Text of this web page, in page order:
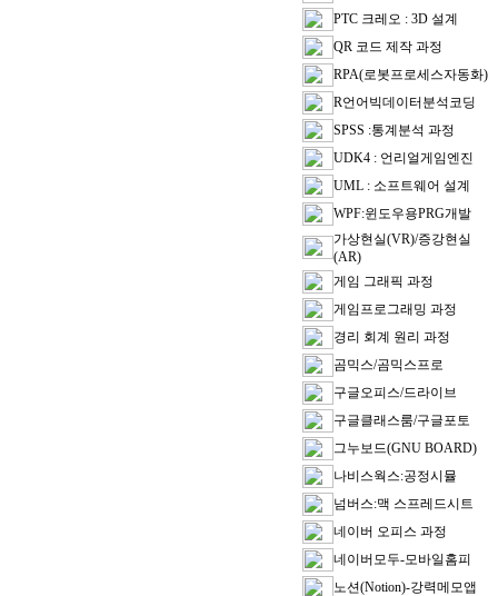
PTC 크레오 : 3D 설계
QR 코드 제작 과정
RPA(로봇프로세스자동화)
R언어빅데이터분석코딩
SPSS :통계분석 과정
UDK4 : 언리얼게임엔진
UML : 소프트웨어 설계
WPF:윈도우용PRG개발
가상현실(VR)/증강현실
(AR)
게임 그래픽 과정
게임프로그래밍 과정
경리 회계 원리 과정
곰믹스/곰믹스프로
구글오피스/드라이브
구글클래스룸/구글포토
그누보드(GNU BOARD)
나비스웍스:공정시뮬
넘버스:맥 스프레드시트
네이버 오피스 과정
네이버모두-모바일홈피
노션(Notion)-강력메모앱